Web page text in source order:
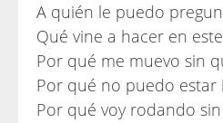
A quién le puedo
Qué vine a hacer en
Por qué me muevo sin
Por qué no puedo estar
Por qué voy rodando